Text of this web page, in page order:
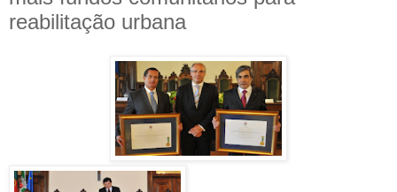
reabilitação urbana